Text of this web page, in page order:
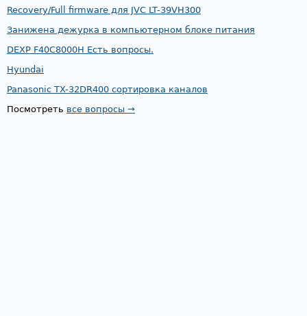
Recovery/Full firmware для JVC LT-39VH300
Занижена дежурка в компьютерном блоке питания
DEXP F40C8000H Есть вопросы.
Hyundai
Panasonic TX-32DR400 сортировка каналов
Посмотреть все вопросы →